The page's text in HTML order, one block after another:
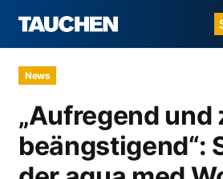
News
„Aufregend
beängstigend“: